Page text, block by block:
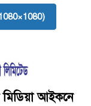
মিডিয়া আইকনে